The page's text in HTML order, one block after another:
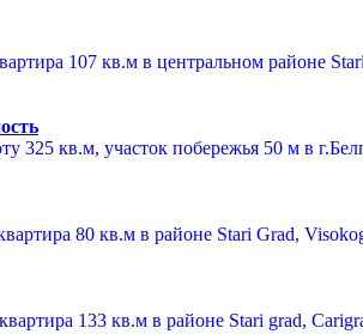
107 кв.м в центральном районе
325 кв.м, участок побережья 50 м в
80 кв.м в районе Stari Grad,
133 кв.м в районе Stari grad,